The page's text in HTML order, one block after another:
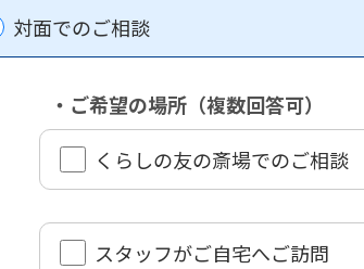
対面でのご相談
・ご希望の場所（複数回答可）
くらしの友の斎場でのご相談
スタッフがご自宅へご訪問